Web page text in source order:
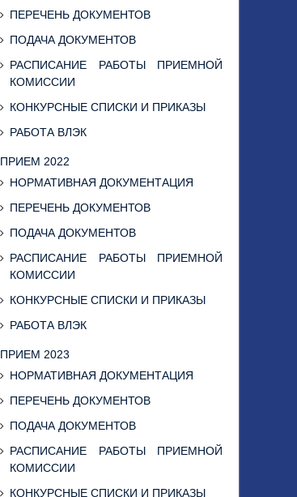
ПЕРЕЧЕНЬ ДОКУМЕНТОВ
ПОДАЧА ДОКУМЕНТОВ
РАСПИСАНИЕ РАБОТЫ ПРИЕМНОЙ
КОМИССИИ
КОНКУРСНЫЕ СПИСКИ И ПРИКАЗЫ
РАБОТА ВЛЭК
ПРИЕМ 2022
НОРМАТИВНАЯ ДОКУМЕНТАЦИЯ
ПЕРЕЧЕНЬ ДОКУМЕНТОВ
ПОДАЧА ДОКУМЕНТОВ
РАСПИСАНИЕ РАБОТЫ ПРИЕМНОЙ
КОМИССИИ
КОНКУРСНЫЕ СПИСКИ И ПРИКАЗЫ
РАБОТА ВЛЭК
ПРИЕМ 2023
НОРМАТИВНАЯ ДОКУМЕНТАЦИЯ
ПЕРЕЧЕНЬ ДОКУМЕНТОВ
ПОДАЧА ДОКУМЕНТОВ
РАСПИСАНИЕ РАБОТЫ ПРИЕМНОЙ
КОМИССИИ
КОНКУРСНЫЕ СПИСКИ И ПРИКАЗЫ